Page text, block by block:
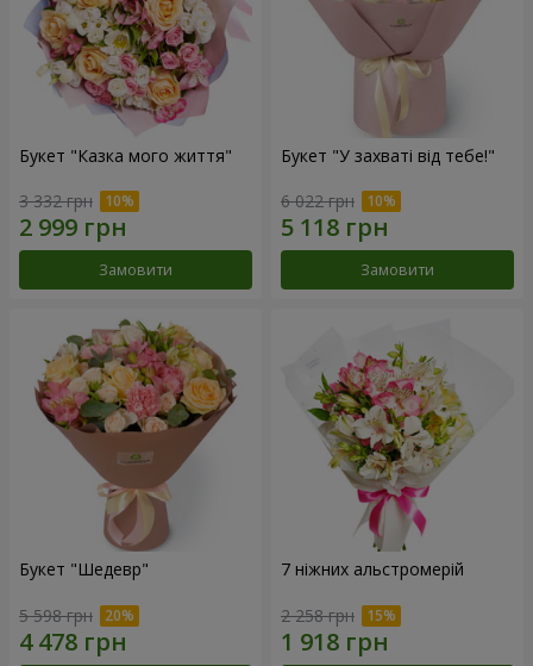
Букет "Казка мого життя"
3 332 грн
Замовити
Букет "У захваті від тебе!"
6 022 грн
Замовити
Букет "Шедевр"
5 598 грн
7 ніжних альстромерій
2 258 грн